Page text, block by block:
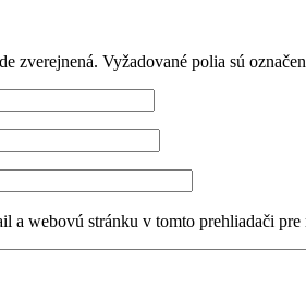
zverejnená. Vyžadované polia sú
a webovú stránku v tomto prehliadači pre